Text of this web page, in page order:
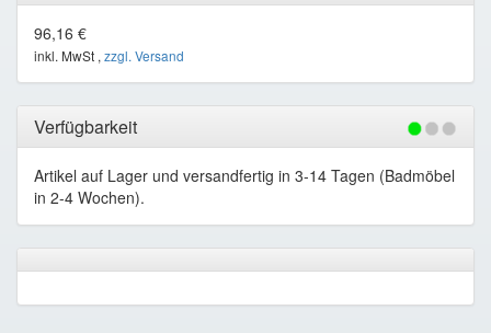
96,16 €
inkl. MwSt , zzgl. Versand
Verfügbarkeit
Artikel auf Lager und versandfertig in 3-14 Tagen (Badmöbel
in 2-4 Wochen).